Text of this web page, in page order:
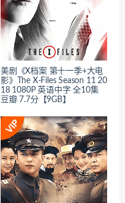
美剧《X档案 第十一季+大电
影》The X-Files Season 11 20
18 1080P 英语中字 全10集
豆瓣 7.7分【9GB】